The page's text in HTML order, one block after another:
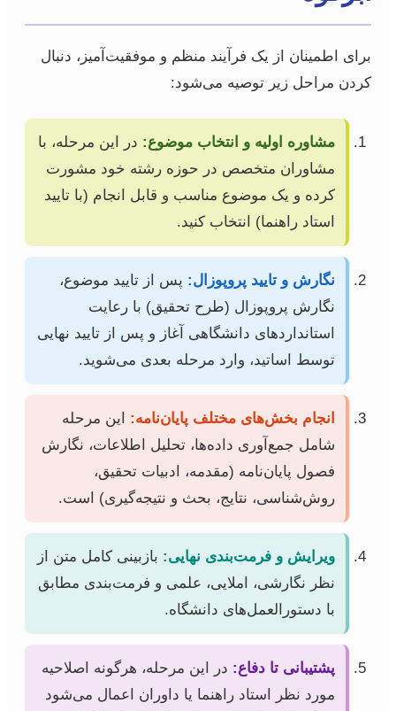
برای اطمینان از یک فرآیند منظم و موفقیت‌آمیز، دنبال
کردن مراحل زیر توصیه می‌شود:
مشاوره اولیه و انتخاب موضوع: در این مرحله، با
مشاوران متخصص در حوزه رشته خود مشورت
کرده و یک موضوع مناسب و قابل انجام (با تایید
استاد راهنما) انتخاب کنید.
نگارش و تایید پروپوزال: پس از تایید موضوع،
نگارش پروپوزال (طرح تحقیق) با رعایت
استانداردهای دانشگاهی آغاز و پس از تایید نهایی
توسط اساتید، وارد مرحله بعدی می‌شوید.
انجام بخش‌های مختلف پایان‌نامه: این مرحله
شامل جمع‌آوری داده‌ها، تحلیل اطلاعات، نگارش
فصول پایان‌نامه (مقدمه، ادبیات تحقیق،
روش‌شناسی، نتایج، بحث و نتیجه‌گیری) است.
ویرایش و فرمت‌بندی نهایی: بازبینی کامل متن از
نظر نگارشی، املایی، علمی و فرمت‌بندی مطابق
با دستورالعمل‌های دانشگاه.
پشتیبانی تا دفاع: در این مرحله، هرگونه اصلاحیه
مورد نظر استاد راهنما یا داوران اعمال می‌شود